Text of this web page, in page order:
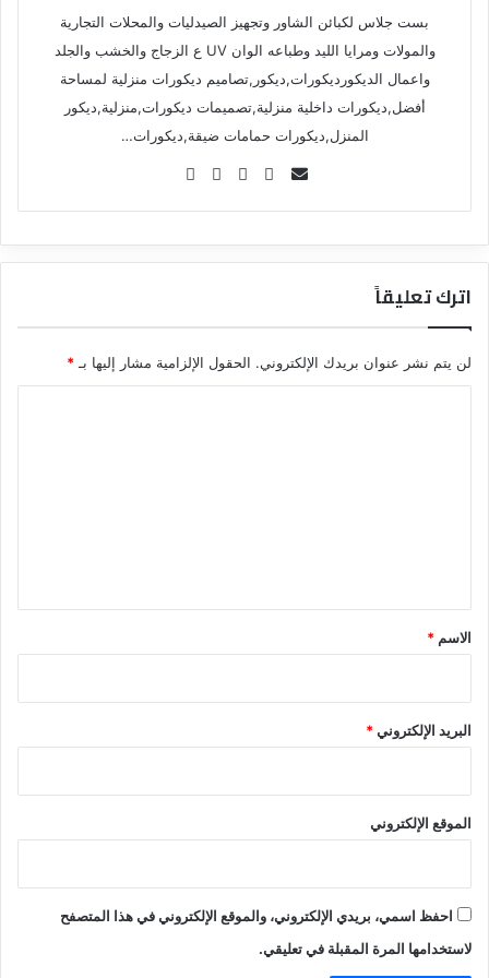
بست جلاس لكبائن الشاور وتجهيز الصيدليات والمحلات التجارية
والمولات ومرايا الليد وطباعه الوان UV ع الزجاج والخشب والجلد
واعمال الديكورديكورات,ديكور,تصاميم ديكورات منزلية لمساحة
أفضل,ديكورات داخلية منزلية,تصميمات ديكورات,منزلية,ديكور
المنزل,ديكورات حمامات ضيقة,ديكورات…
Se
em
اترك تعليقاً
لن يتم نشر عنوان بريدك الإلكتروني. الحقول الإلزامية مشار إليها بـ *
*
الاسم *
البريد الإلكتروني*
الموقع الإلكتروني
احفظ اسمي، بريدي الإلكتروني، والموقع الإلكتروني في هذا المتصفح
لاستخدامها المرة المقبلة في تعليقي.